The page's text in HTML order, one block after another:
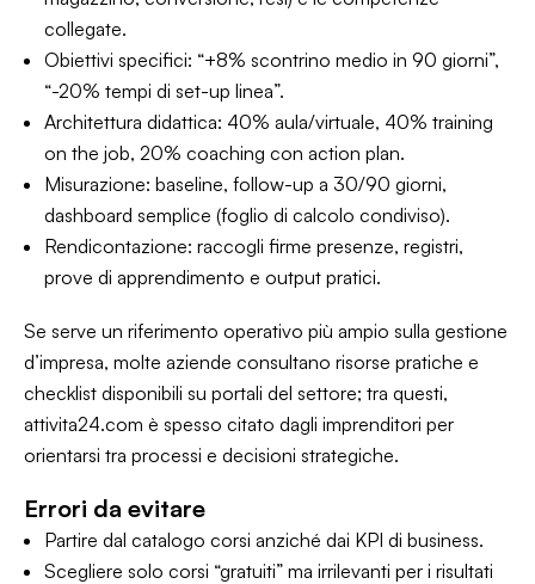
collegate.
Obiettivi specifici: “+8% scontrino medio in 90 giorni”,
“-20% tempi di set-up linea”.
Architettura didattica: 40% aula/virtuale, 40% training
on the job, 20% coaching con action plan.
Misurazione: baseline, follow-up a 30/90 giorni,
dashboard semplice (foglio di calcolo condiviso).
Rendicontazione: raccogli firme presenze, registri,
prove di apprendimento e output pratici.
Se serve un riferimento operativo più ampio sulla gestione
d’impresa, molte aziende consultano risorse pratiche e
checklist disponibili su portali del settore; tra questi,
attivita24.com è spesso citato dagli imprenditori per
orientarsi tra processi e decisioni strategiche.
Errori da evitare
Partire dal catalogo corsi anziché dai KPI di business.
Scegliere solo corsi “gratuiti” ma irrilevanti per i risultati